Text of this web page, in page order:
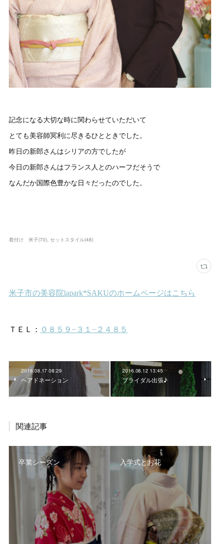
記念になる大切な時に関わらせていただいて
とても美容師冥利に尽きるひとときでした。
昨日の新郎さんはシリアの方でしたが
今日の新郎さんはフランス人とのハーフだそうで
なんだか国際色豊かな日々だったのでした。
着付け 米子(70) セットスタイル(48)
2016.08.17 08:29
ヘアドネーション
2016.08.12 13:45
ブライダル出張♪
関連記事
卒業シーズン 入学式とお花